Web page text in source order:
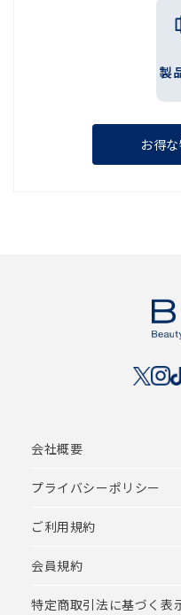
製
お得
会社概要
プライバシーポリシー
ご利用規約
会員規約
特定商取引法に基づく表